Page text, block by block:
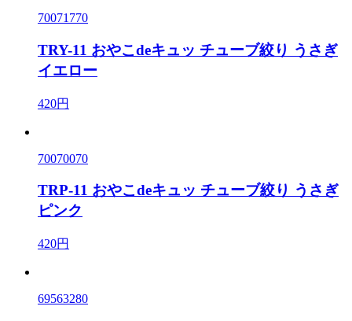
70071770
TRY-11 おやこdeキュッ チューブ絞り うさぎ
イエロー
420円
70070070
TRP-11 おやこdeキュッ チューブ絞り うさぎ
ピンク
420円
69563280